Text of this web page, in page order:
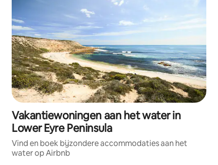
Vakantiewoningen aan het water in
Lower Eyre Peninsula
Vind en boek bijzondere accommodaties aan het
water op Airbnb